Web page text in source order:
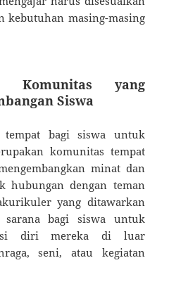
kebutuhan masing-masing
Komunitas yang
Siswa
tempat bagi siswa untuk
komunitas tempat
minat dan
hubungan dengan teman
yang ditawarkan
bagi siswa untuk
diri mereka di luar
seni, atau kegiatan